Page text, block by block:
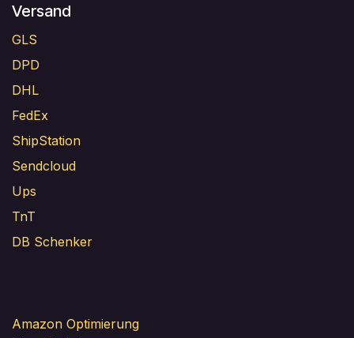
Versand
GLS
DPD
DHL
FedEx
ShipStation
Sendcloud
Ups
TnT
DB Schenker
Amazon Optimierung